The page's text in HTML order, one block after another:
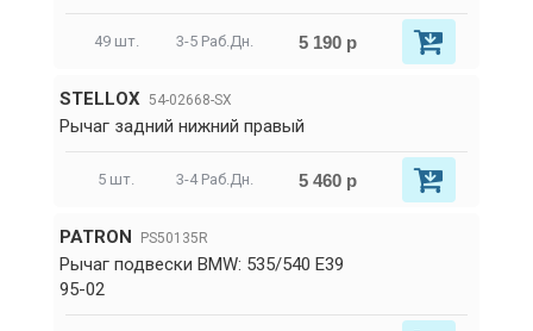
49 шт. 3-5 Раб.Дн. 5 190 р
STELLOX 54-02668-SX
Рычаг задний нижний правый
5 шт. 3-4 Раб.Дн. 5 460 р
PATRON PS50135R
Рычаг подвески BMW: 535/540 E39
95-02